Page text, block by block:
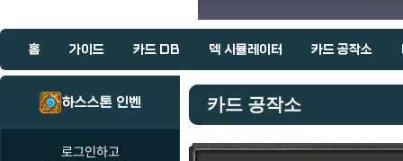
홈 가이드 카드 DB 덱 시뮬레이터 카드 공작소
하스스톤 인벤
로그인하고
카드 공작소